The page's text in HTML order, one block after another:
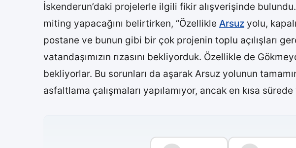
İskenderun’daki projelerle ilgili fikir alışverişinde
miting yapacağını belirtirken, “Özellikle Arsuz yolu,
postane ve bunun gibi bir çok projenin toplu açılışları
vatandaşımızın rızasını bekliyorduk. Özellikle de
bekliyorlar. Bu sorunları da aşarak Arsuz yolunun
asfaltlama çalışmaları yapılamıyor, ancak en kısa